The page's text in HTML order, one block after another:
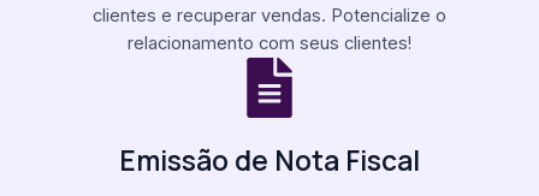
clientes e recuperar vendas. Potencialize o
relacionamento com seus clientes!
Emissão de Nota Fiscal